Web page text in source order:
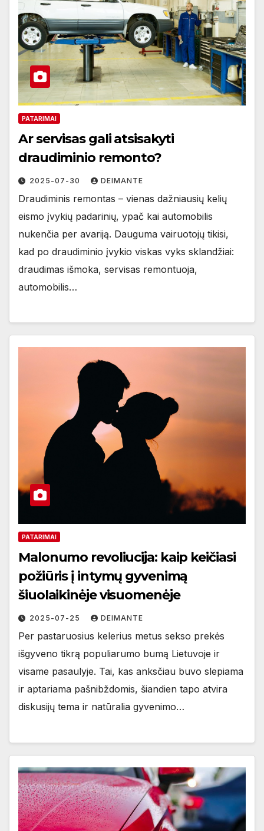
PATARIMAI
Ar servisas gali atsisakyti
draudiminio remonto?
2025-07-30 DEIMANTE
Draudiminis remontas – vienas dažniausių kelių
eismo įvykių padarinių, ypač kai automobilis
nukenčia per avariją. Dauguma vairuotojų tikisi,
kad po draudiminio įvykio viskas vyks sklandžiai:
draudimas išmoka, servisas remontuoja,
automobilis…
PATARIMAI
Malonumo revoliucija: kaip keičiasi
požiūris į intymų gyvenimą
šiuolaikinėje visuomenėje
2025-07-25 DEIMANTE
Per pastaruosius kelerius metus sekso prekės
išgyveno tikrą populiarumo bumą Lietuvoje ir
visame pasaulyje. Tai, kas anksčiau buvo slepiama
ir aptariama pašnibždomis, šiandien tapo atvira
diskusijų tema ir natūralia gyvenimo…